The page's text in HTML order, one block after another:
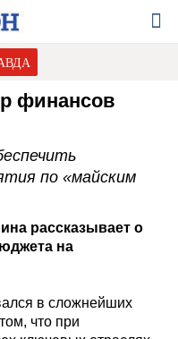
финансов
по «майским
рассказывает о
на
в сложнейших
что при